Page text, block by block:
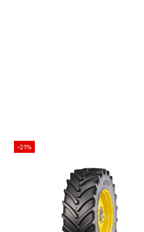
-21%